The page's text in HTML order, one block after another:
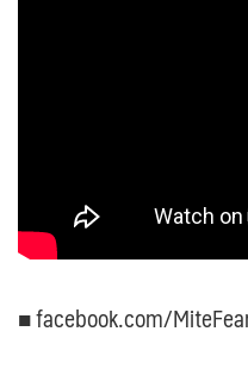
■ facebook.com/